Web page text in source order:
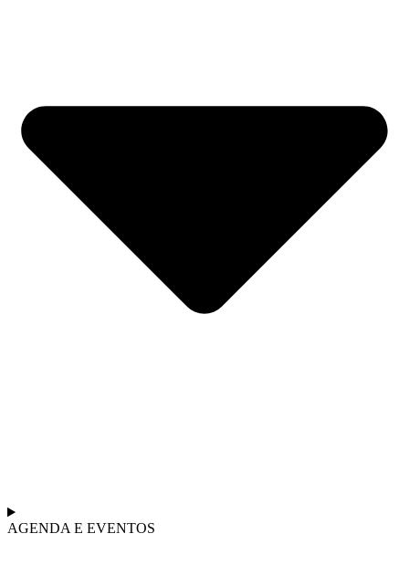
AGENDA E EVENTOS